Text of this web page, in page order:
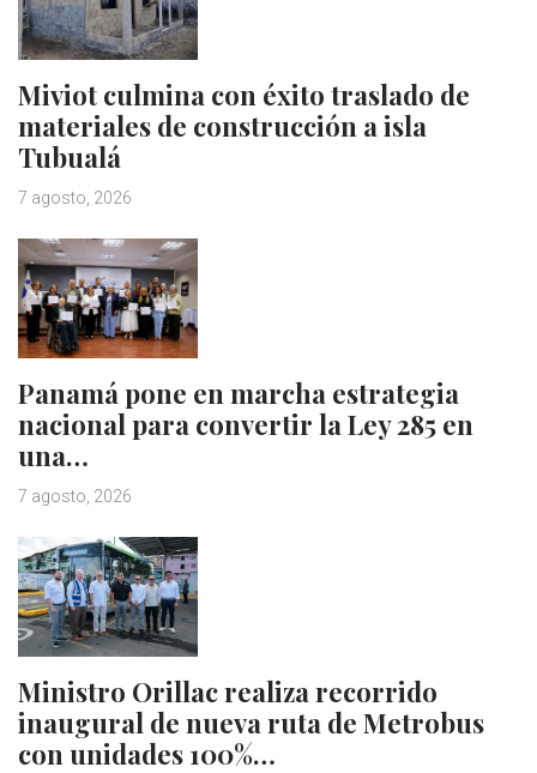
Miviot culmina con éxito traslado de
materiales de construcción a isla
Tubualá
7 agosto, 2026
Panamá pone en marcha estrategia
nacional para convertir la Ley 285 en
una…
7 agosto, 2026
Ministro Orillac realiza recorrido
inaugural de nueva ruta de Metrobus
con unidades 100%…